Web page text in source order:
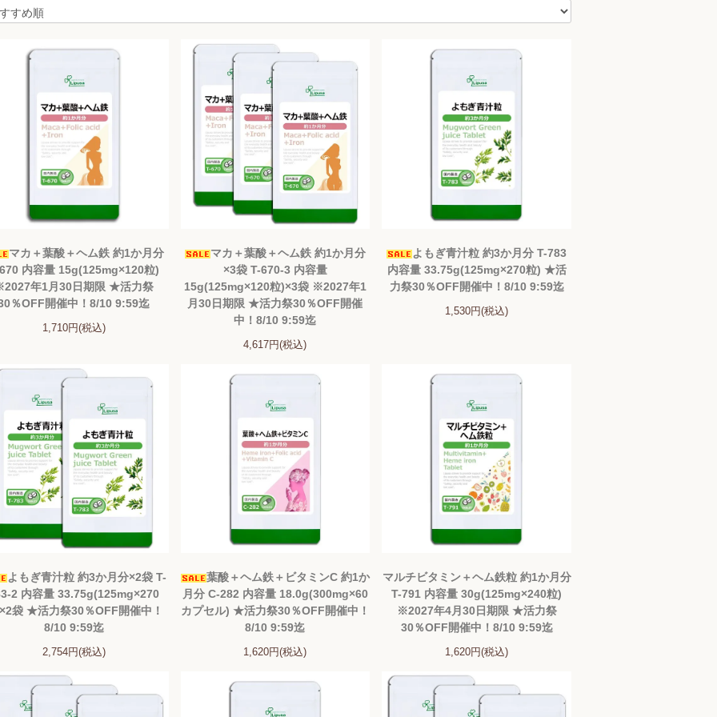
マカ＋葉酸＋ヘム鉄 約1か月分
内容量 15g(125mg×120粒)
年1月30日期限 ★活力祭
％OFF開催中！8/10 9:59迄
1,710円(税込)
マカ＋葉酸＋ヘム鉄 約1か月分
×3袋 T-670-3 内容量
15g(125mg×120粒)×3袋 ※2027年1
月30日期限 ★活力祭30％OFF開催
中！8/10 9:59迄
4,617円(税込)
よもぎ青汁粒 約3か月分 T-783
内容量 33.75g(125mg×270粒) ★活
力祭30％OFF開催中！8/10 9:59迄
1,530円(税込)
よもぎ青汁粒 約3か月分×2袋 T-
2 内容量 33.75g(125mg×270
袋 ★活力祭30％OFF開催中！
8/10 9:59迄
2,754円(税込)
葉酸＋ヘム鉄＋ビタミンC 約1か
月分 C-282 内容量 18.0g(300mg×60
カプセル) ★活力祭30％OFF開催中！
8/10 9:59迄
1,620円(税込)
マルチビタミン＋ヘム鉄粒 約1か月分
T-791 内容量 30g(125mg×240粒)
※2027年4月30日期限 ★活力祭
30％OFF開催中！8/10 9:59迄
1,620円(税込)